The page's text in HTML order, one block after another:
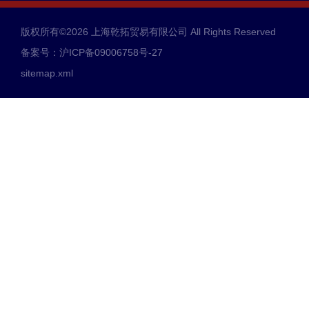
版权所有©2026 上海乾拓贸易有限公司 All Rights Reserved
备案号：沪ICP备09006758号-27
sitemap.xml